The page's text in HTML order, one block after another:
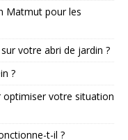
Matmut pour les
votre abri de jardin ?
?
optimiser votre situation
t-il ?